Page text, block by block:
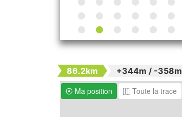
86.2km +344m / -358m
Ma position
Toute la trace